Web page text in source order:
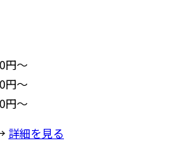
円～
円～
円～
詳細を見る